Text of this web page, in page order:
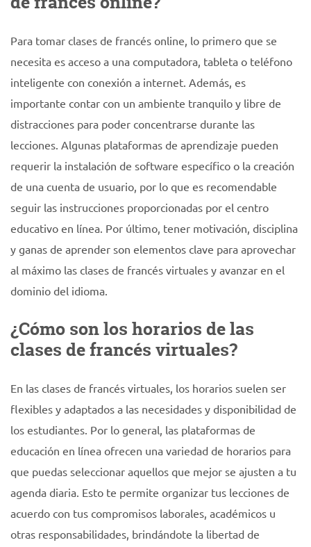
Para tomar clases de francés online, lo primero que se
necesita es acceso a una computadora, tableta o teléfono
inteligente con conexión a internet. Además, es
importante contar con un ambiente tranquilo y libre de
distracciones para poder concentrarse durante las
lecciones. Algunas plataformas de aprendizaje pueden
requerir la instalación de software específico o la creación
de una cuenta de usuario, por lo que es recomendable
seguir las instrucciones proporcionadas por el centro
educativo en línea. Por último, tener motivación, disciplina
y ganas de aprender son elementos clave para aprovechar
al máximo las clases de francés virtuales y avanzar en el
dominio del idioma.
¿Cómo son los horarios de las
clases de francés virtuales?
En las clases de francés virtuales, los horarios suelen ser
flexibles y adaptados a las necesidades y disponibilidad de
los estudiantes. Por lo general, las plataformas de
educación en línea ofrecen una variedad de horarios para
que puedas seleccionar aquellos que mejor se ajusten a tu
agenda diaria. Esto te permite organizar tus lecciones de
acuerdo con tus compromisos laborales, académicos u
otras responsabilidades, brindándote la libertad de